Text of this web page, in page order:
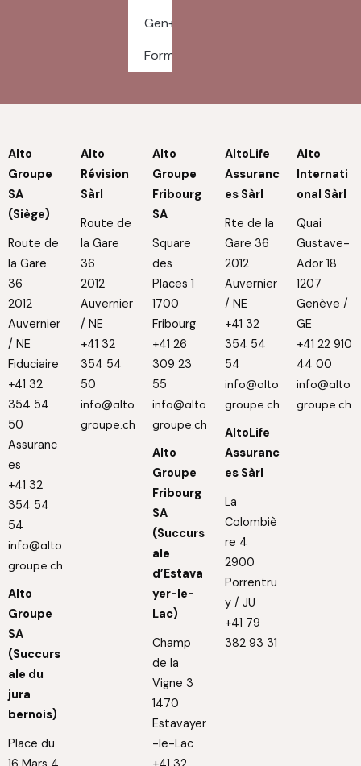
Gen+
Formulaires
Alto
Groupe
SA
(Siège)
Route de
la Gare
36
2012
Auvernier
/ NE
Fiduciaire
+41 32
354 54
50
Assuranc
es
+41 32
354 54
54
info@alto
groupe.ch
Alto
Groupe
SA
(Succurs
ale du
jura
bernois)
Place du
Alto
Révision
Sàrl
Route de
la Gare
36
2012
Auvernier
/ NE
+41 32
354 54
50
info@alto
groupe.ch
Alto
Groupe
Fribourg
SA
Square
des
Places 1
1700
Fribourg
+41 26
309 23
55
info@alto
groupe.ch
Alto
Groupe
Fribourg
SA
(Succurs
ale
d’Estava
yer-le-
Lac)
Champ
de la
Vigne 3
1470
Estavayer
-le-Lac
AltoLife
Assuranc
es Sàrl
Rte de la
Gare 36
2012
Auvernier
/ NE
+41 32
354 54
54
info@alto
groupe.ch
AltoLife
Assuranc
es Sàrl
La
Colombiè
re 4
2900
Porrentru
y / JU
+41 79
382 93 31
Alto
Internati
onal Sàrl
Quai
Gustave-
Ador 18
1207
Genève /
GE
+41 22 910
44 00
info@alto
groupe.ch